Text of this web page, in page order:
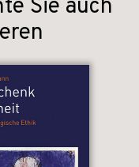
Sie auch